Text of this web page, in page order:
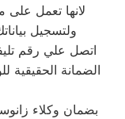
لانها تعمل على
ولتسجيل
اتصل علي رقم
الضمانة
بضمان وكلاء